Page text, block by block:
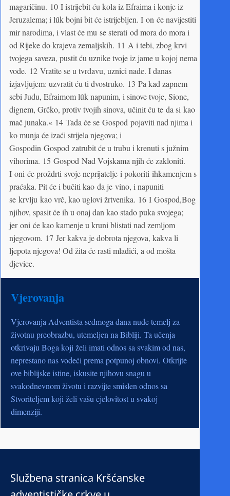
magaričinu. 10 I istrijebit ću kola iz Efraima i konje iz
Jeruzalema; i lȗk bojni bit će istrijebljen. I on će navijestiti
mir narodima, i vlast će mu se sterati od mora do mora i
od Rijeke do krajeva zemaljskih. 11 A i tebi, zbog krvi
tvojega saveza, pustit ću uznike tvoje iz jame u kojoj nema
vode. 12 Vratite se u tvrđavu, uznici nade. I danas
izjavljujem: uzvratit ću ti dvostruko. 13 Pa kad zapnem
sebi Judu, Efraimom lȗk napunim, i sinove tvoje, Sione,
dignem, Grčko, protiv tvojih sinova, učinit ću te da si kao
mač junaka.« 14 Tada će se Gospod pojaviti nad njima i
ko munja će izaći strijela njegova; i
Gospodin Gospod zatrubit će u trubu i krenuti s južnim
vihorima. 15 Gospod Nad Vojskama njih će zakloniti.
I oni će proždrti svoje neprijatelje i pokoriti ihkamenjem s
praćaka. Pit će i bučiti kao da je vino, i napuniti
se krvlju kao vrč, kao uglovi žrtvenika. 16 I Gospod,Bog
njihov, spasit će ih u onaj dan kao stado puka svojega;
jer oni će kao kamenje u kruni blistati nad zemljom
njegovom. 17 Jer kakva je dobrota njegova, kakva li
ljepota njegova! Od žita će rasti mladići, a od mošta
djevice.
Vjerovanja
Vjerovanja Adventista sedmoga dana nude temelj za
životnu preobrazbu, utemeljen na Bibliji. Ta učenja
otkrivaju Boga koji želi imati odnos sa svakim od nas,
neprestano nas vodeći prema potpunoj obnovi. Otkrijte
ove biblijske istine, iskusite njihovu snagu u
svakodnevnom životu i razvijte smislen odnos sa
Stvoriteljem koji želi vašu cjelovitost u svakoj
dimenziji.
Službena stranica Kršćanske